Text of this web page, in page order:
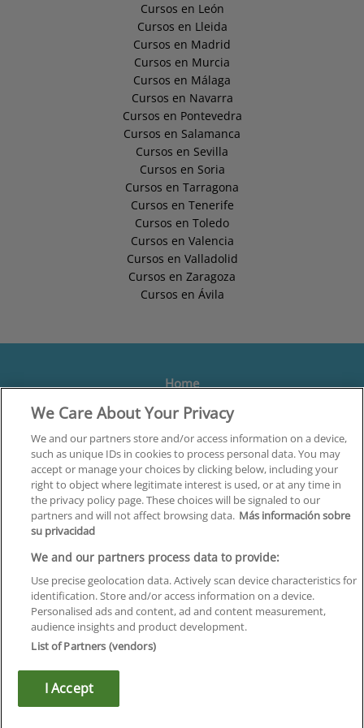
Cursos en León
Cursos en Lleida
Cursos en Madrid
Cursos en Murcia
Cursos en Málaga
Cursos en Navarra
Cursos en Pontevedra
Cursos en Salamanca
Cursos en Sevilla
Cursos en Soria
Cursos en Tarragona
Cursos en Tenerife
Cursos en Toledo
Cursos en Valencia
Cursos en Valladolid
Cursos en Zaragoza
Cursos en Ávila
Home
Formación
Centros
Orientación
Quiénes somos
Contacta
Aviso Legal
Política de Privacidad
Política de Cookies
Canal Ético
We Care About Your Privacy
We and our partners store and/or access information on a device,
such as unique IDs in cookies to process personal data. You may
accept or manage your choices by clicking below, including your
right to object where legitimate interest is used, or at any time in
the privacy policy page. These choices will be signaled to our
partners and will not affect browsing data. Más información sobre
su privacidad
We and our partners process data to provide:
Use precise geolocation data. Actively scan device characteristics for
identification. Store and/or access information on a device.
Personalised ads and content, ad and content measurement,
audience insights and product development.
List of Partners (vendors)
I Accept